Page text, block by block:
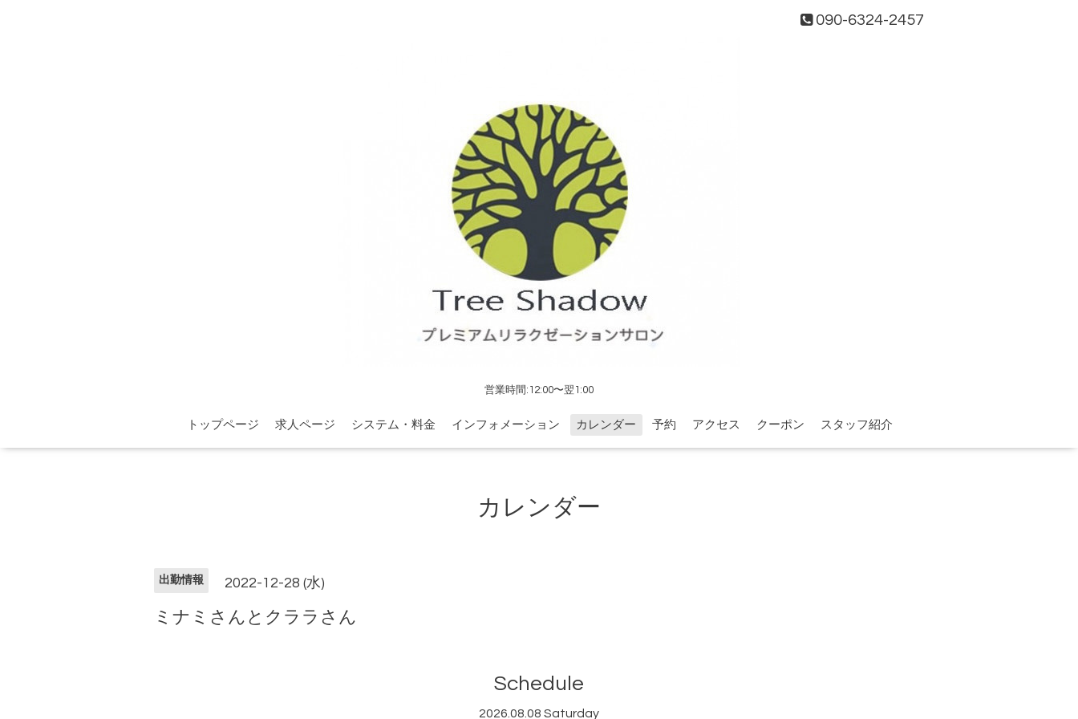
090-6324-2457
営業時間:12:00〜翌1:00
トップページ 求人ページ システム・料金 インフォメーション カレンダー 予約 アクセス クーポン スタッフ紹介
カレンダー
出勤情報 2022-12-28 (水)
ミナミさんとクララさん
Schedule
2026.08.08 Saturday